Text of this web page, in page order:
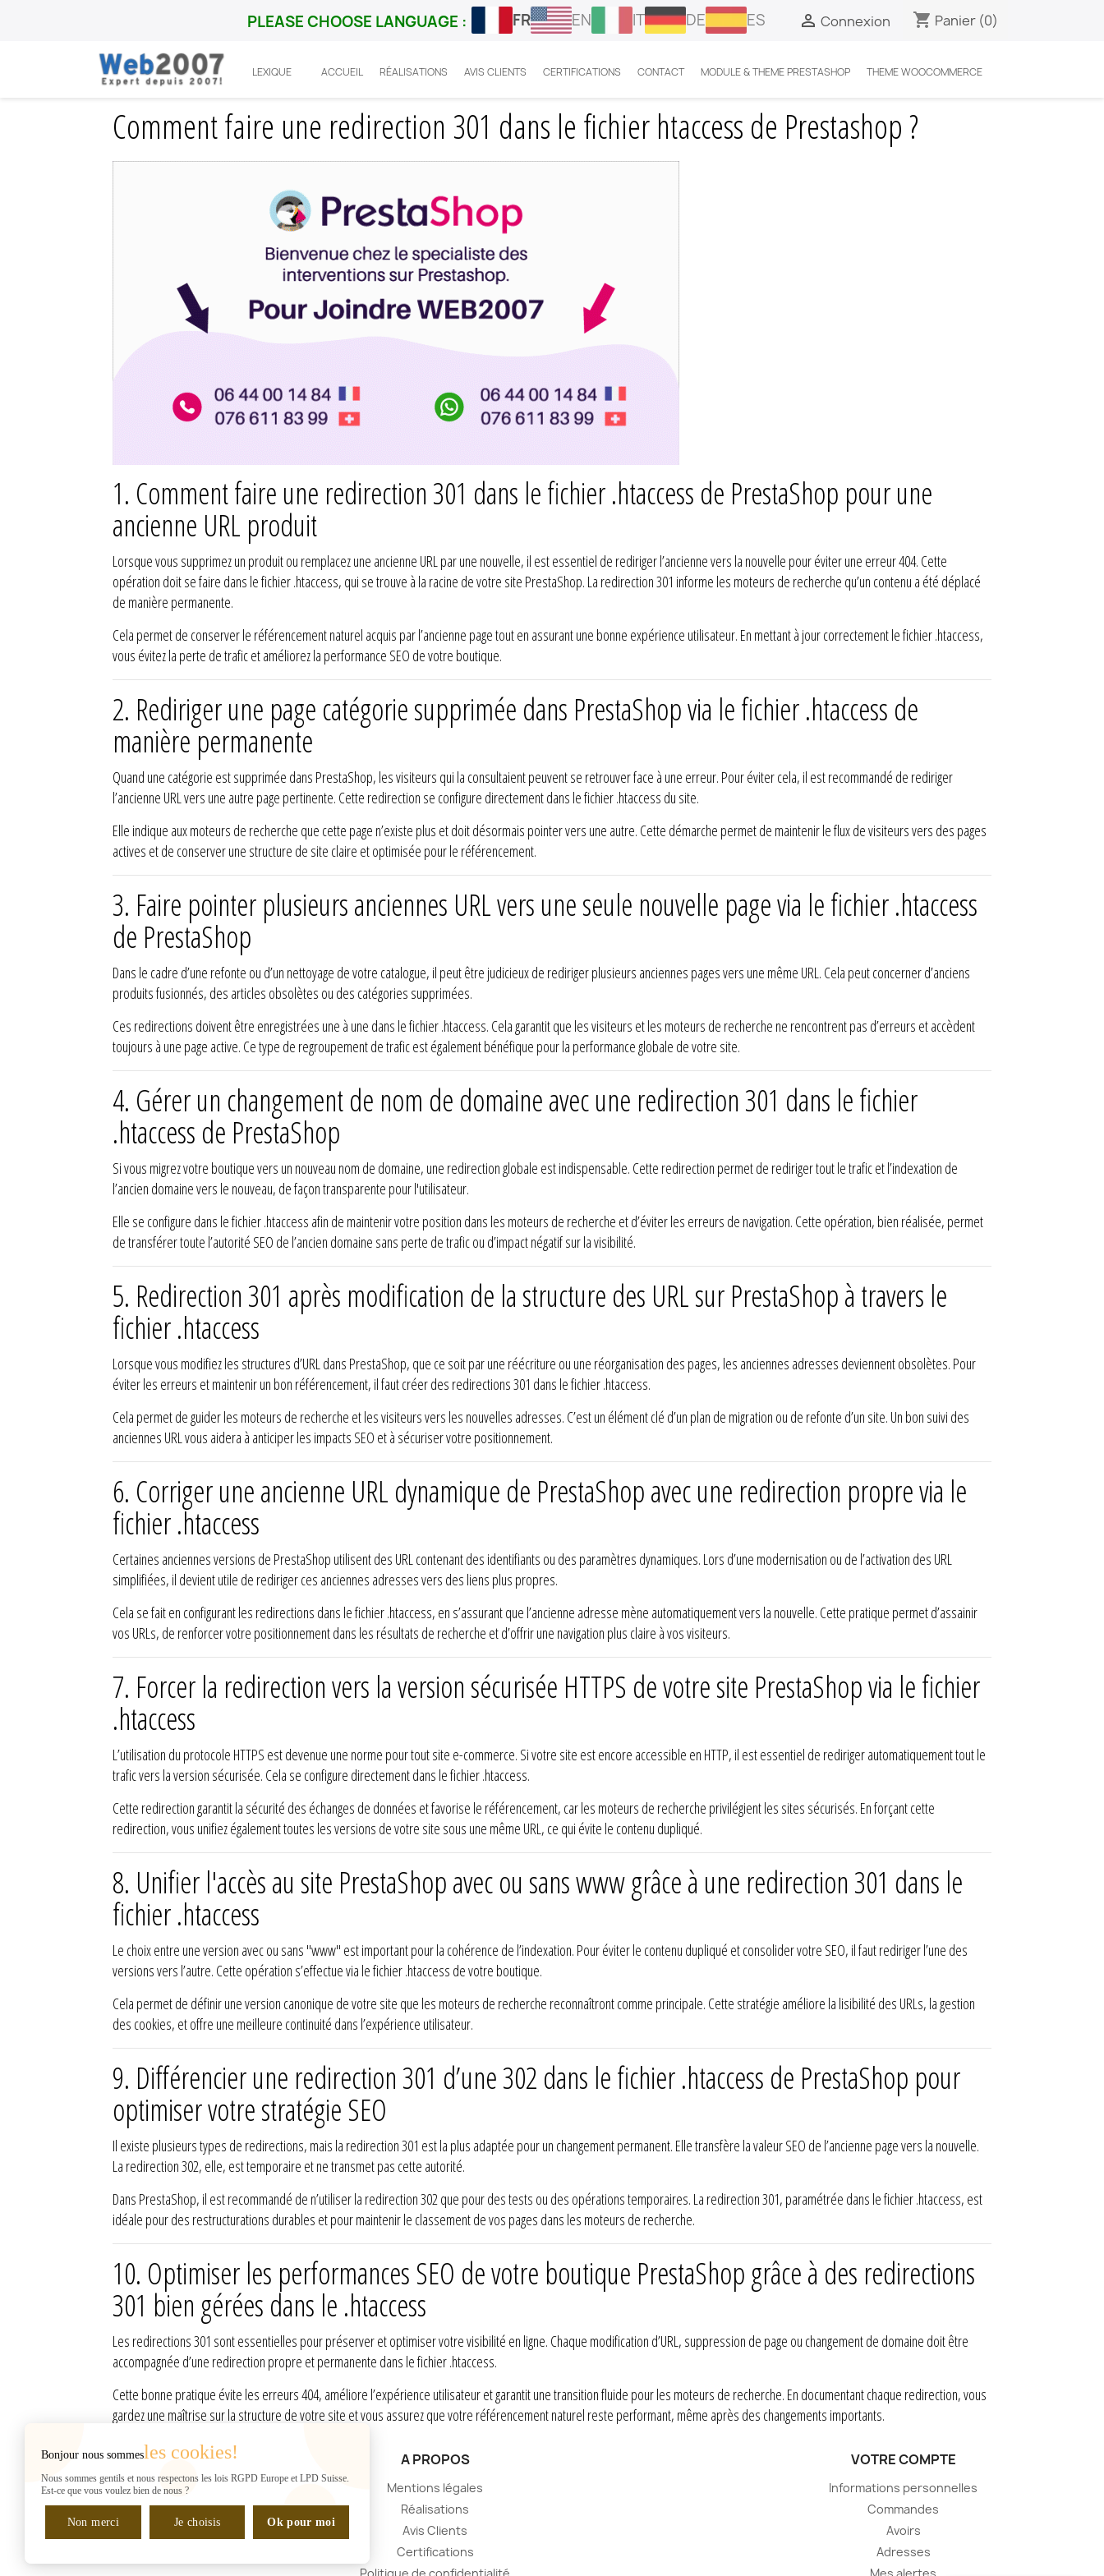
PLEASE CHOOSE LANGUAGE : FR EN IT DE ES  Connexion shopping_cart Panier (0)
LEXIQUE ACCUEIL RÉALISATIONS AVIS CLIENTS CERTIFICATIONS CONTACT MODULE & THEME PRESTASHOP THEME WOOCOMMERCE
Accueil Prestashop
Comment faire une redirection 301 dans le fichier htaccess de Prestashop ?
1. Comment faire une redirection 301 dans le fichier .htaccess de PrestaShop pour une
ancienne URL produit
Lorsque vous supprimez un produit ou remplacez une ancienne URL par une nouvelle, il est essentiel de rediriger l’ancienne vers la nouvelle pour éviter une erreur 404. Cette
opération doit se faire dans le fichier .htaccess, qui se trouve à la racine de votre site PrestaShop. La redirection 301 informe les moteurs de recherche qu’un contenu a été déplacé
de manière permanente.
Cela permet de conserver le référencement naturel acquis par l’ancienne page tout en assurant une bonne expérience utilisateur. En mettant à jour correctement le fichier .htaccess,
vous évitez la perte de trafic et améliorez la performance SEO de votre boutique.
2. Rediriger une page catégorie supprimée dans PrestaShop via le fichier .htaccess de
manière permanente
Quand une catégorie est supprimée dans PrestaShop, les visiteurs qui la consultaient peuvent se retrouver face à une erreur. Pour éviter cela, il est recommandé de rediriger
l’ancienne URL vers une autre page pertinente. Cette redirection se configure directement dans le fichier .htaccess du site.
Elle indique aux moteurs de recherche que cette page n’existe plus et doit désormais pointer vers une autre. Cette démarche permet de maintenir le flux de visiteurs vers des pages
actives et de conserver une structure de site claire et optimisée pour le référencement.
3. Faire pointer plusieurs anciennes URL vers une seule nouvelle page via le fichier .htaccess
de PrestaShop
Dans le cadre d’une refonte ou d’un nettoyage de votre catalogue, il peut être judicieux de rediriger plusieurs anciennes pages vers une même URL. Cela peut concerner d’anciens
produits fusionnés, des articles obsolètes ou des catégories supprimées.
Ces redirections doivent être enregistrées une à une dans le fichier .htaccess. Cela garantit que les visiteurs et les moteurs de recherche ne rencontrent pas d’erreurs et accèdent
toujours à une page active. Ce type de regroupement de trafic est également bénéfique pour la performance globale de votre site.
4. Gérer un changement de nom de domaine avec une redirection 301 dans le fichier
.htaccess de PrestaShop
Si vous migrez votre boutique vers un nouveau nom de domaine, une redirection globale est indispensable. Cette redirection permet de rediriger tout le trafic et l’indexation de
l’ancien domaine vers le nouveau, de façon transparente pour l'utilisateur.
Elle se configure dans le fichier .htaccess afin de maintenir votre position dans les moteurs de recherche et d’éviter les erreurs de navigation. Cette opération, bien réalisée, permet
de transférer toute l’autorité SEO de l’ancien domaine sans perte de trafic ou d’impact négatif sur la visibilité.
5. Redirection 301 après modification de la structure des URL sur PrestaShop à travers le
fichier .htaccess
Lorsque vous modifiez les structures d’URL dans PrestaShop, que ce soit par une réécriture ou une réorganisation des pages, les anciennes adresses deviennent obsolètes. Pour
éviter les erreurs et maintenir un bon référencement, il faut créer des redirections 301 dans le fichier .htaccess.
Cela permet de guider les moteurs de recherche et les visiteurs vers les nouvelles adresses. C’est un élément clé d’un plan de migration ou de refonte d’un site. Un bon suivi des
anciennes URL vous aidera à anticiper les impacts SEO et à sécuriser votre positionnement.
6. Corriger une ancienne URL dynamique de PrestaShop avec une redirection propre via le
fichier .htaccess
Certaines anciennes versions de PrestaShop utilisent des URL contenant des identifiants ou des paramètres dynamiques. Lors d’une modernisation ou de l’activation des URL
simplifiées, il devient utile de rediriger ces anciennes adresses vers des liens plus propres.
Cela se fait en configurant les redirections dans le fichier .htaccess, en s’assurant que l’ancienne adresse mène automatiquement vers la nouvelle. Cette pratique permet d’assainir
vos URLs, de renforcer votre positionnement dans les résultats de recherche et d’offrir une navigation plus claire à vos visiteurs.
7. Forcer la redirection vers la version sécurisée HTTPS de votre site PrestaShop via le fichier
.htaccess
L’utilisation du protocole HTTPS est devenue une norme pour tout site e-commerce. Si votre site est encore accessible en HTTP, il est essentiel de rediriger automatiquement tout le
trafic vers la version sécurisée. Cela se configure directement dans le fichier .htaccess.
Cette redirection garantit la sécurité des échanges de données et favorise le référencement, car les moteurs de recherche privilégient les sites sécurisés. En forçant cette
redirection, vous unifiez également toutes les versions de votre site sous une même URL, ce qui évite le contenu dupliqué.
8. Unifier l'accès au site PrestaShop avec ou sans www grâce à une redirection 301 dans le
fichier .htaccess
Le choix entre une version avec ou sans "www" est important pour la cohérence de l’indexation. Pour éviter le contenu dupliqué et consolider votre SEO, il faut rediriger l’une des
versions vers l’autre. Cette opération s’effectue via le fichier .htaccess de votre boutique.
Cela permet de définir une version canonique de votre site que les moteurs de recherche reconnaîtront comme principale. Cette stratégie améliore la lisibilité des URLs, la gestion
des cookies, et offre une meilleure continuité dans l’expérience utilisateur.
9. Différencier une redirection 301 d’une 302 dans le fichier .htaccess de PrestaShop pour
optimiser votre stratégie SEO
Il existe plusieurs types de redirections, mais la redirection 301 est la plus adaptée pour un changement permanent. Elle transfère la valeur SEO de l’ancienne page vers la nouvelle.
La redirection 302, elle, est temporaire et ne transmet pas cette autorité.
Dans PrestaShop, il est recommandé de n’utiliser la redirection 302 que pour des tests ou des opérations temporaires. La redirection 301, paramétrée dans le fichier .htaccess, est
idéale pour des restructurations durables et pour maintenir le classement de vos pages dans les moteurs de recherche.
10. Optimiser les performances SEO de votre boutique PrestaShop grâce à des redirections
301 bien gérées dans le .htaccess
Les redirections 301 sont essentielles pour préserver et optimiser votre visibilité en ligne. Chaque modification d’URL, suppression de page ou changement de domaine doit être
accompagnée d’une redirection propre et permanente dans le fichier .htaccess.
Cette bonne pratique évite les erreurs 404, améliore l’expérience utilisateur et garantit une transition fluide pour les moteurs de recherche. En documentant chaque redirection, vous
gardez une maîtrise sur la structure de votre site et vous assurez que votre référencement naturel reste performant, même après des changements importants.
INFORMATIONS
Web2007
Rue de Chantepoulet 10
(sur RDV UNIQUEMENT)
1201 Genève
Suisse
A PROPOS
Mentions légales
Réalisations
Avis Clients
Certifications
VOTRE COMPTE
Informations personnelles
Commandes
Avoirs
Adresses
Bonjour nous sommesles cookies!
Nous sommes gentils et nous respectons les lois RGPD Europe et LPD Suisse.
Est-ce que vous voulez bien de nous ?
Non merci Je choisis Ok pour moi